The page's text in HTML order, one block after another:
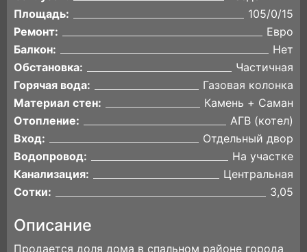
Площадь:
105/0/15
Ремонт:
Евро
Балкон:
Нет
Обстановка:
Частичная
Горячая вода:
Газовая колонка
Материал стен:
Камень + Саман
Отопление:
АГВ (котел)
Вход:
Отдельный двор
Водопровод:
На участке
Канализация:
Центральная
Сотки:
3,05
Описание
Продается доля дома в спальном районе города